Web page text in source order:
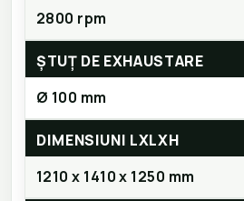
2800 rpm
ȘTUȚ DE EXHAUSTARE
Ø 100 mm
DIMENSIUNI LXLXH
1210 x 1410 x 1250 mm